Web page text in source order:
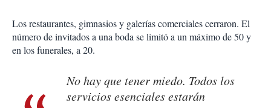
Los restaurantes, gimnasios y galerías comerciales cerraron. El
número de invitados a una boda se limitó a un máximo de 50 y
en los funerales, a 20.
No hay que tener miedo. Todos los
servicios esenciales estarán